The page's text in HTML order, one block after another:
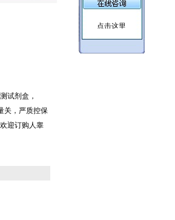
试剂盒，
关，严质控保
迎订购人睾